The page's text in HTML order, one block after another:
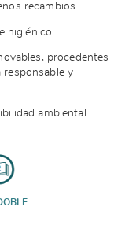
recambios.
higiénico.
procedentes
responsable y
ambiental.